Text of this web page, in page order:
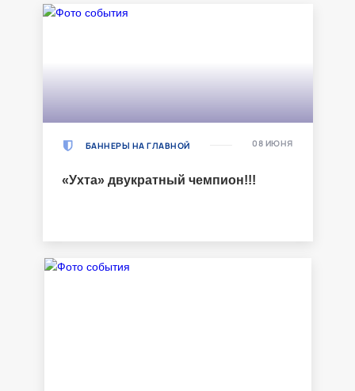
БАННЕРЫ НА ГЛАВНОЙ
«Ухта» двукратный чемпион!!!
08 ИЮНЯ